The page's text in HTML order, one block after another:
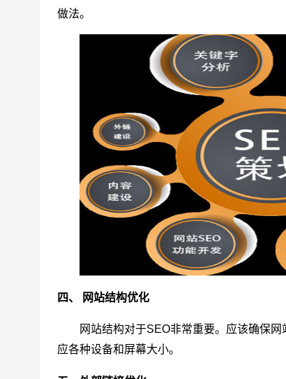
做法。
四、 网站结构优化
网站结构对于SEO非常重要。应该确保
应各种设备和屏幕大小。